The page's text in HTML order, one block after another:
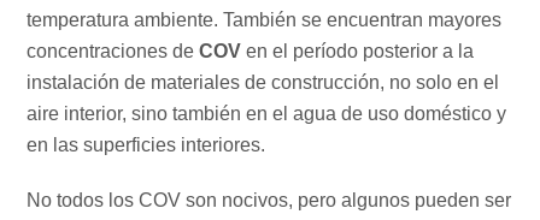
temperatura ambiente. También se encuentran mayores
concentraciones deCOV en el período posterior a la
instalación de materiales de construcción, no solo en el
aire interior, sino también en el agua de uso doméstico y
en las superficies interiores.
No todos los COV son nocivos, pero algunos pueden ser